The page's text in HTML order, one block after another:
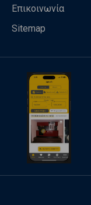
Επικοινωνία
Sitemap